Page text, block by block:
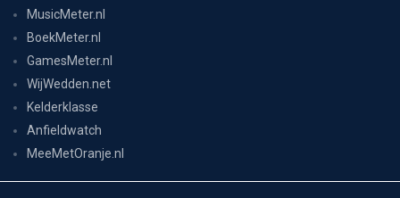
MusicMeter.nl
BoekMeter.nl
GamesMeter.nl
WijWedden.net
Kelderklasse
Anfieldwatch
MeeMetOranje.nl